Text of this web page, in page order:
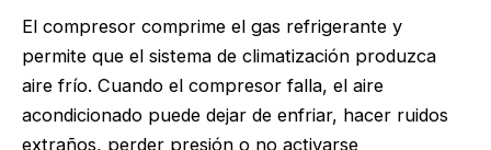
El compresor comprime el gas refrigerante y
permite que el sistema de climatización produzca
aire frío. Cuando el compresor falla, el aire
acondicionado puede dejar de enfriar, hacer ruidos
extraños, perder presión o no activarse